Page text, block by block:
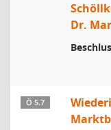
Dr.
Ö 5.7